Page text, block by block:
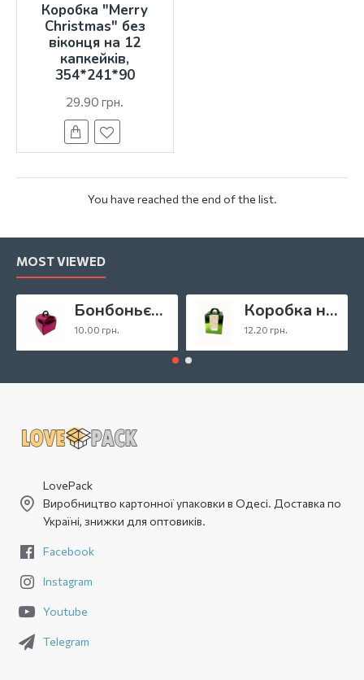
Коробка "Merry
Christmas" без
віконця на 12
капкейків,
354*241*90
29.90 грн.
You have reached the end of the list.
MOST VIEWED
Бонбоньєрка «Фуксія», 110*110*110
10.00 грн.
Коробка на 1 капкейк зелена з віконцем, 110*90*90
12.20 грн.
LovePack
Виробництво картонної упаковки в Одесі. Доставка по
Україні, знижки для оптовиків.
Facebook
Instagram
Youtube
Telegram